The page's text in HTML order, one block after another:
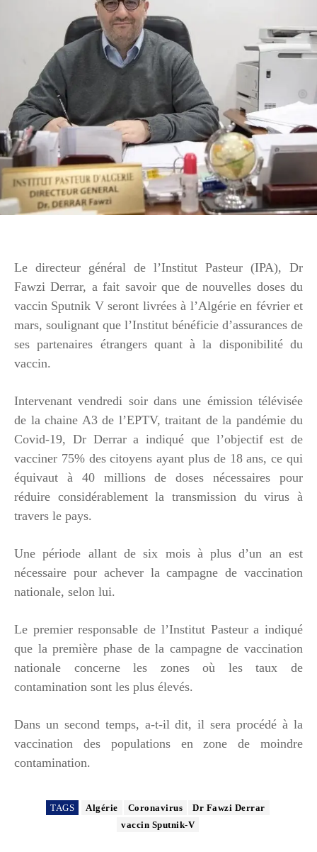
Le directeur général de l’Institut Pasteur (IPA), Dr
Fawzi Derrar, a fait savoir que de nouvelles doses du
vaccin Sputnik V seront livrées à l’Algérie en février et
mars, soulignant que l’Institut bénéficie d’assurances de
ses partenaires étrangers quant à la disponibilité du
vaccin.
Intervenant vendredi soir dans une émission télévisée
de la chaine A3 de l’EPTV, traitant de la pandémie du
Covid-19, Dr Derrar a indiqué que l’objectif est de
vacciner 75% des citoyens ayant plus de 18 ans, ce qui
équivaut à 40 millions de doses nécessaires pour
réduire considérablement la transmission du virus à
travers le pays.
Une période allant de six mois à plus d’un an est
nécessaire pour achever la campagne de vaccination
nationale, selon lui.
Le premier responsable de l’Institut Pasteur a indiqué
que la première phase de la campagne de vaccination
nationale concerne les zones où les taux de
contamination sont les plus élevés.
Dans un second temps, a-t-il dit, il sera procédé à la
vaccination des populations en zone de moindre
contamination.
TAGS Algérie Coronavirus
Dr Fawzi Derrar
vaccin Sputnik-V